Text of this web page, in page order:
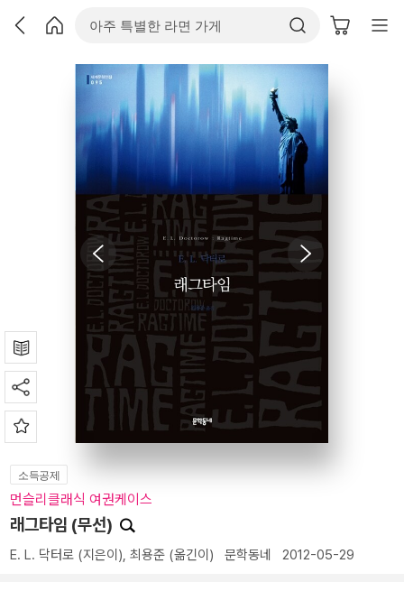
소득공제
먼슬리클래식 여권케이스
래그타임 (무선)
E. L. 닥터로 (지은이), 최용준 (옮긴이) 문학동네 2012-05-29